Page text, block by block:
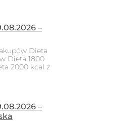
–
Dieta
Dieta 1800
2000 kcal z
–